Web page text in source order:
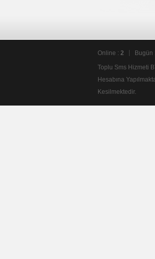
Online : 2 Bugün :
Toplu Sms Hizmeti
Hesabına
Kesilmektedir.